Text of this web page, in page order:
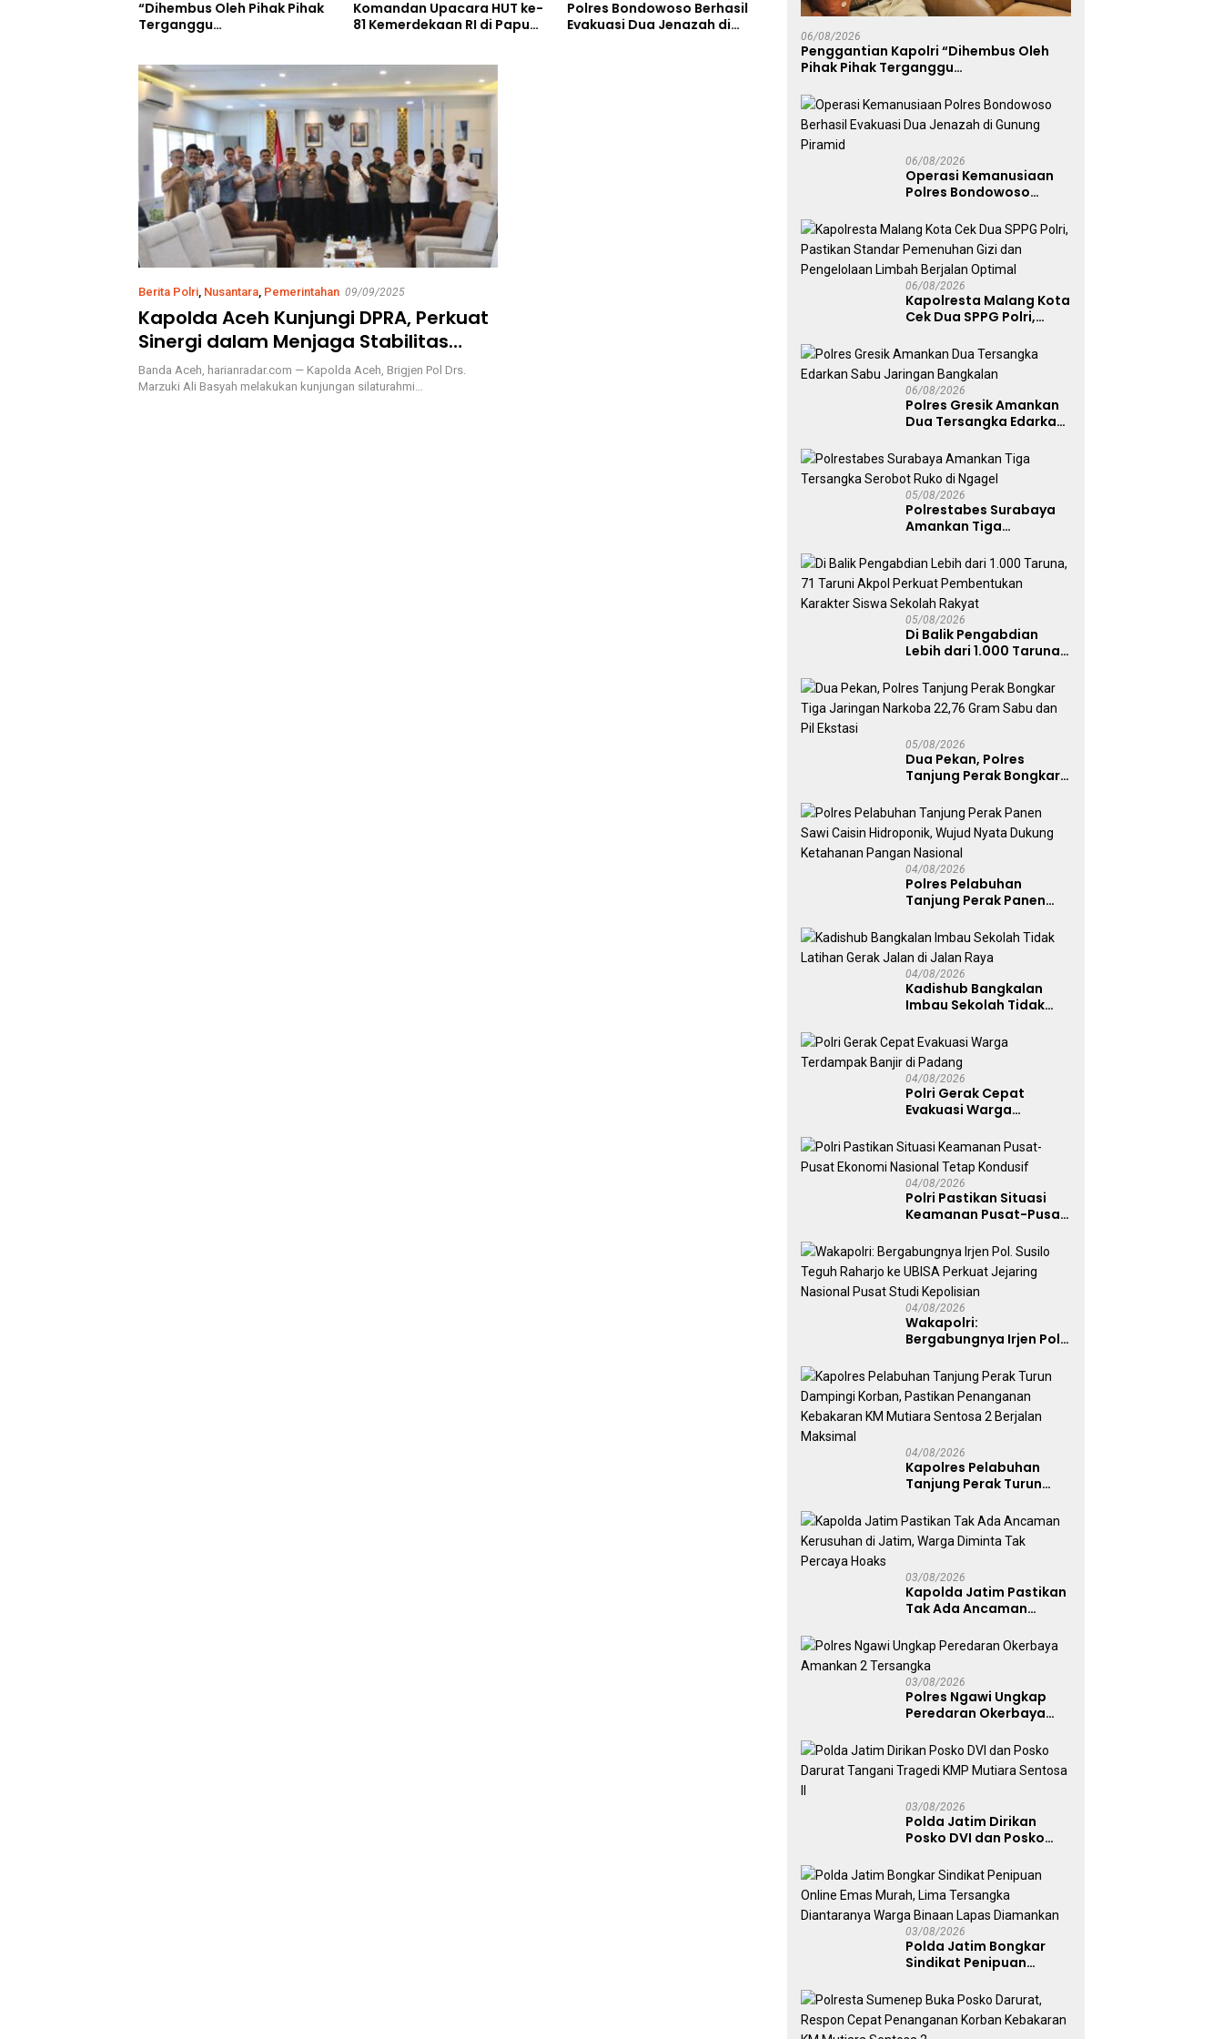
“Dihembus Oleh Pihak Pihak
Terganggu
Komandan Upacara HUT ke-
81 Kemerdekaan RI di Papua
Polres Bondowoso Berhasil
Evakuasi Dua Jenazah di
Cek Dua SPPG Polri, Pastikan
dan Pengelolaan Limbah
Berjalan Optimal
Tersangka Edarkan Sabu
Berita Polri Nusantara Pemerintahan 09/09/2025
Kapolda Aceh Kunjungi DPRA, Perkuat
Sinergi dalam Menjaga Stabilitas
Kamtibmas
Banda Aceh, harianradar.com — Kapolda Aceh, Brigjen Pol Drs.
Marzuki Ali Basyah melakukan kunjungan silaturahmi…
06/08/2026
Penggantian Kapolri “Dihembus Oleh
Pihak Pihak Terganggu
06/08/2026
Operasi Kemanusiaan
Polres Bondowoso
Jenazah di Gunung
Piramid
06/08/2026
Kapolresta Malang Kota
Cek Dua SPPG Polri,
Pemenuhan Gizi dan
Pengelolaan Limbah
Berjalan Optimal
06/08/2026
Polres Gresik Amankan
Dua Tersangka Edarkan
Bangkalan
05/08/2026
Polrestabes Surabaya
Amankan Tiga
Ruko di Ngagel
05/08/2026
Di Balik Pengabdian
Lebih dari 1.000 Taruna,
Pembentukan Karakter
Siswa Sekolah Rakyat
05/08/2026
Dua Pekan, Polres
Tanjung Perak Bongkar
22,76 Gram Sabu dan Pil
Ekstasi
04/08/2026
Polres Pelabuhan
Tanjung Perak Panen
Wujud Nyata Dukung
Ketahanan Pangan
Nasional
04/08/2026
Kadishub Bangkalan
Imbau Sekolah Tidak
Jalan Raya
04/08/2026
Polri Gerak Cepat
Evakuasi Warga
Padang
04/08/2026
Polri Pastikan Situasi
Keamanan Pusat-Pusat
Kondusif
04/08/2026
Wakapolri:
Bergabungnya Irjen Pol.
UBISA Perkuat Jejaring
Nasional Pusat Studi
Kepolisian
04/08/2026
Kapolres Pelabuhan
Tanjung Perak Turun
Pastikan Penanganan
Kebakaran KM Mutiara
Sentosa 2 Berjalan
03/08/2026
Kapolda Jatim Pastikan
Tak Ada Ancaman
Warga Diminta Tak
Percaya Hoaks
03/08/2026
Polres Ngawi Ungkap
Peredaran Okerbaya
03/08/2026
Polda Jatim Dirikan
Posko DVI dan Posko
Tragedi KMP Mutiara
Sentosa II
03/08/2026
Polda Jatim Bongkar
Sindikat Penipuan
Tersangka Diantaranya
Warga Binaan Lapas
Diamankan